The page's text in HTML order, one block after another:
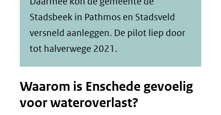
(verwijst
naar
een
andere
website)
Stadsbeek in Pathmos en Stadsveld
versneld aanleggen. De pilot liep door
tot halverwege 2021.
Waarom is Enschede gevoelig
voor wateroverlast?